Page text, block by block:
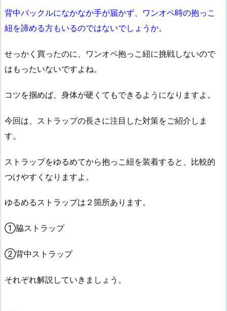
背中バックルになかなか手が届かず、ワンオペ時の抱っこ
紐を諦める方もいるのではないでしょうか。
せっかく買ったのに、ワンオペ抱っこ紐に挑戦しないので
はもったいないですよね。
コツを掴めば、身体が硬くてもできるようになりますよ。
今回は、ストラップの長さに注目した対策をご紹介しま
す。
ストラップをゆるめてから抱っこ紐を装着すると、比較的
つけやすくなりますよ。
ゆるめるストラップは２箇所あります。
①脇ストラップ
②背中ストラップ
それぞれ解説していきましょう。